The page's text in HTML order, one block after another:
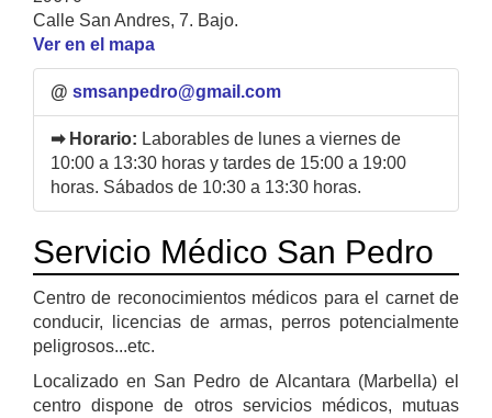
Calle San Andres, 7. Bajo.
Ver en el mapa
@ smsanpedro@gmail.com
➡ Horario: Laborables de lunes a viernes de
10:00 a 13:30 horas y tardes de 15:00 a 19:00
horas. Sábados de 10:30 a 13:30 horas.
Servicio Médico San Pedro
Centro de reconocimientos médicos para el carnet de
conducir, licencias de armas, perros potencialmente
peligrosos...etc.
Localizado en San Pedro de Alcantara (Marbella) el
centro dispone de otros servicios médicos, mutuas